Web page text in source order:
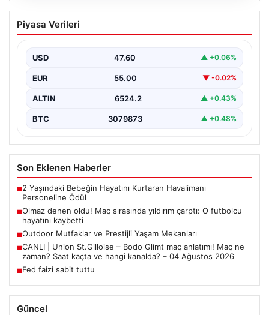
Olmaz denen oldu! Maç sırasında
yıldırım çarptı: O futbolcu hayatını
Piyasa Verileri
USD 47.60 ▲ +0.06%
EUR 55.00 ▼ -0.02%
ALTIN 6524.2 ▲ +0.43%
BTC 3079873 ▲ +0.48%
Son Eklenen Haberler
■2 Yaşındaki Bebeğin Hayatını Kurtaran Havalimanı
Personeline Ödül
■Olmaz denen oldu! Maç sırasında yıldırım çarptı: O futbolcu
hayatını kaybetti
■Outdoor Mutfaklar ve Prestijli Yaşam Mekanları
■CANLI | Union St.Gilloise – Bodo Glimt maç anlatımı! Maç ne
zaman? Saat kaçta ve hangi kanalda? – 04 Ağustos 2026
■Fed faizi sabit tuttu
Güncel